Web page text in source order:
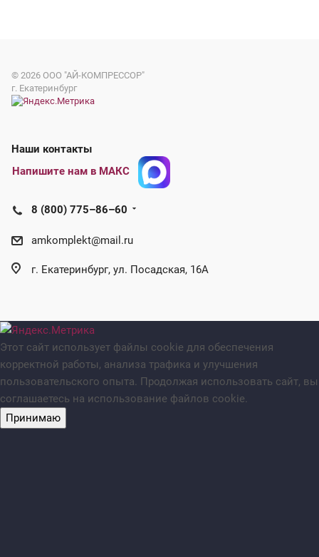
© 2026 ООО "АЙ-КОМПРЕССОР"
г. Екатеринбург
Наши контакты
Напишите нам в МАКС
8 (800) 775–86–60
amkomplekt@mail.ru
г. Екатеринбург, ул. Посадская, 16А
Этот сайт использует файлы cookie для обеспечения
корректной работы, анализа трафика и улучшения
пользовательского опыта. Продолжая использовать сайт, вы
соглашаетесь на использование файлов cookie.
Принимаю